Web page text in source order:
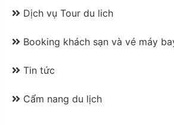
Dịch vụ Tour du lich
Booking khách sạn và vé máy
Tin tức
Cẩm nang du lịch